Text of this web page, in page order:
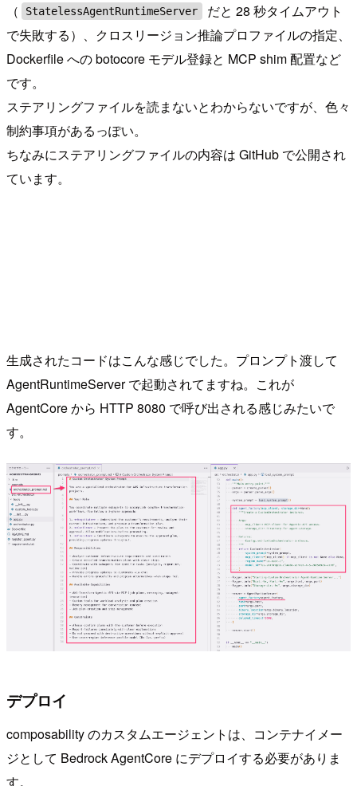
（
StatelessAgentRuntimeServer
だと 28 秒タイムアウト
で失敗する）、クロスリージョン推論プロファイルの指定、
Dockerfile への botocore モデル登録と MCP shim 配置など
です。
ステアリングファイルを読まないとわからないですが、色々
制約事項があるっぽい。
ちなみにステアリングファイルの内容は GitHub で公開され
ています。
生成されたコードはこんな感じでした。プロンプト渡して
AgentRuntimeServer で起動されてますね。これが
AgentCore から HTTP 8080 で呼び出される感じみたいで
す。
デプロイ
composability のカスタムエージェントは、コンテナイメー
ジとして Bedrock AgentCore にデプロイする必要がありま
す。